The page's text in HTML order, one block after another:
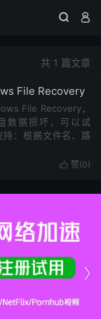
 
共 1 篇文章
File Recovery
File Recovery，
数据损坏，可以试
：根据文件名、路
 赞(0)
